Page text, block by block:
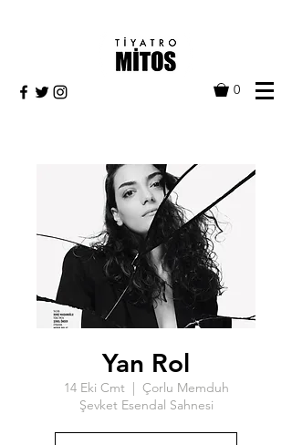
0
Yan Rol
14 Eki Cmt
  |
Çorlu Memduh
Şevket Esendal Sahnesi